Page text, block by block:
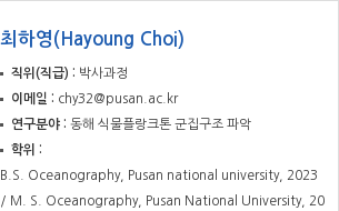
최하영(Hayoung Choi)
직위(직급)
박사과정
이메일
chy32@pusan.ac.kr
연구분야
동해 식물플랑크톤 군집구조 파악
학위
B.S. Oceanography, Pusan national university, 2023
/ M. S. Oceanography, Pusan National University, 20